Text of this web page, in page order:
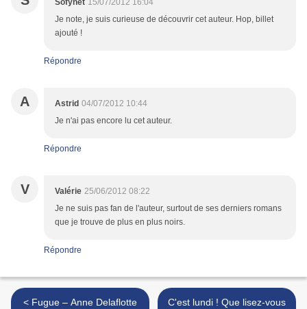
Sofynet 15/07/2012 16:04
Je note, je suis curieuse de découvrir cet auteur. Hop, billet
ajouté !
Répondre
A Astrid 04/07/2012 10:44
Je n'ai pas encore lu cet auteur.
Répondre
V Valérie 25/06/2012 08:22
Je ne suis pas fan de l'auteur, surtout de ses derniers romans
que je trouve de plus en plus noirs.
Répondre
< Fugue – Anne Delaflotte
C'est lundi ! Que lisez-vous